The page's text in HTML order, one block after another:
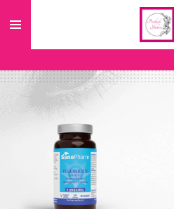
de
hoofdinhoud